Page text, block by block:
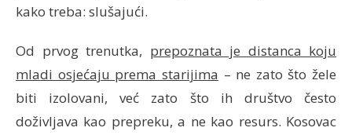
kako treba: slušajući.
Od prvog trenutka, prepoznata je distanca koju
mladi osjećaju prema starijima – ne zato što žele
biti izolovani, već zato što ih društvo često
doživljava kao prepreku, a ne kao resurs. Kosovac